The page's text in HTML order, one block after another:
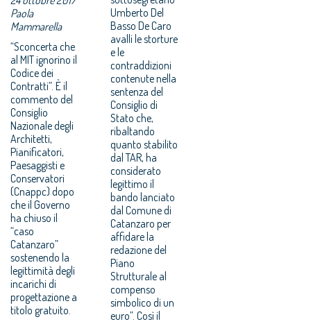
Paola
Mammarella
“Sconcerta che
al MIT ignorino il
Codice dei
Contratti”. È il
commento del
Consiglio
Nazionale degli
Architetti,
Pianificatori,
Paesaggisti e
Conservatori
(Cnappc) dopo
che il Governo
ha chiuso il
“caso
Catanzaro”
sostenendo la
legittimità degli
incarichi di
progettazione a
titolo gratuito.
Umberto Del
Basso De Caro
avalli le storture
e le
contraddizioni
contenute nella
sentenza del
Consiglio di
Stato che,
ribaltando
quanto stabilito
dal TAR, ha
considerato
legittimo il
bando lanciato
dal Comune di
Catanzaro per
affidare la
redazione del
Piano
Strutturale al
compenso
simbolico di un
euro”. Così il